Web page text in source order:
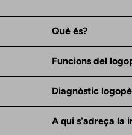
Què és?
Funcions del
Diagnòstic
A qui s'adreça la